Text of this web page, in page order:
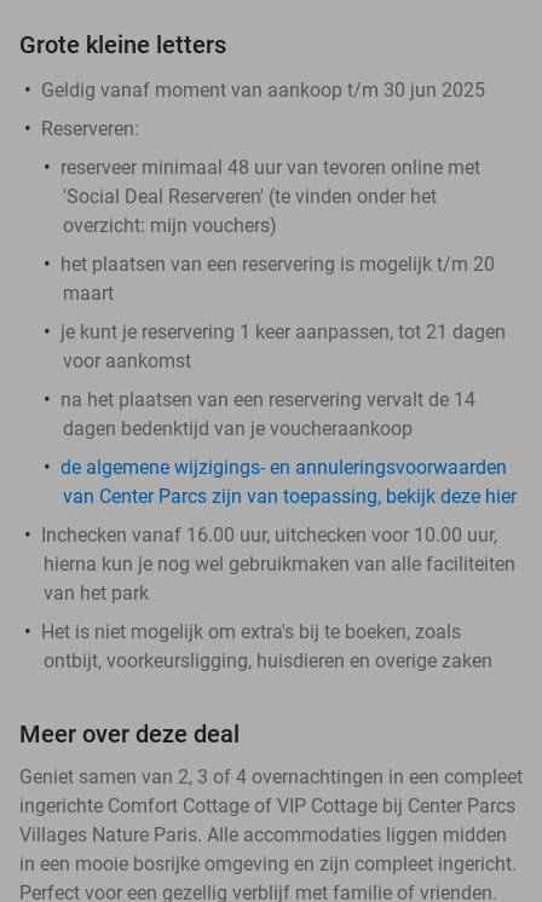
Grote kleine letters
Geldig vanaf moment van aankoop t/m 30 jun 2025
Reserveren:
reserveer minimaal 48 uur van tevoren online met
'Social Deal Reserveren' (te vinden onder het
overzicht: mijn vouchers)
het plaatsen van een reservering is mogelijk t/m 20
maart
je kunt je reservering 1 keer aanpassen, tot 21 dagen
voor aankomst
na het plaatsen van een reservering vervalt de 14
dagen bedenktijd van je voucheraankoop
de algemene wijzigings- en annuleringsvoorwaarden
van Center Parcs zijn van toepassing, bekijk deze hier
Inchecken vanaf 16.00 uur, uitchecken voor 10.00 uur,
hierna kun je nog wel gebruikmaken van alle faciliteiten
van het park
Het is niet mogelijk om extra's bij te boeken, zoals
ontbijt, voorkeursligging, huisdieren en overige zaken
Meer over deze deal
Geniet samen van 2, 3 of 4 overnachtingen in een compleet
ingerichte Comfort Cottage of VIP Cottage bij Center Parcs
Villages Nature Paris. Alle accommodaties liggen midden
in een mooie bosrijke omgeving en zijn compleet ingericht.
Perfect voor een gezellig verblijf met familie of vrienden.